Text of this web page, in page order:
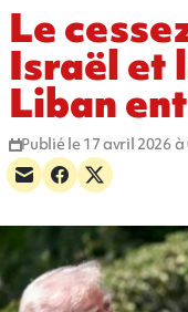
Le
Israël et
Liban
Publié le 17 avril 2026 à